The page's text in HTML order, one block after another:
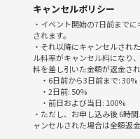
⚫︎簡単な役割分担をしながらみ
チキンのスパイスカレーとプ
⚠️料理の際は衛生面を考慮し
着用して作業いただきます
③作った料理を食べよう！
⚫︎料理ができたらみんなでいた
⚠️飲みものはソフトドリンク
※ソフトドリンクはお茶とジ
キャンセルポリシー
・イベント開始の7日前まで
されます。
・それ以降にキャンセルされ
ル料率がキャンセル料になり
料を差し引いた金額が返金され
・6日前から3日前まで: 30%
・2日前: 50%
・前日および当日: 100%
・ただし、お申し込み後 6時
ャンセルされた場合は全額返金